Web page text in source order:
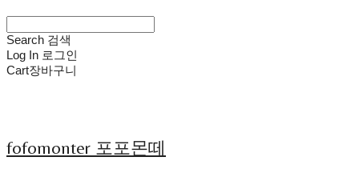
Search 검색
Log In 로그인
Cart장바구니
fofomonter 포포몬떼